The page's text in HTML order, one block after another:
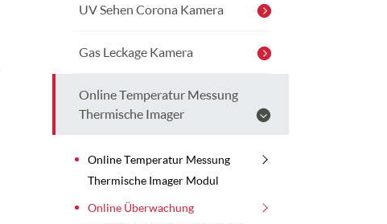
UV Sehen Corona Kamera
Gas Leckage Kamera
Online Temperatur Messung
Thermische Imager
Online Temperatur Messung
Thermische Imager Modul
Online Überwachung